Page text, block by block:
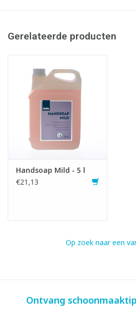
Reinig de dispenser op regelmatige
om de 2 weken of vaker bij minder
Gerelateerde producten
Handsoap Mild - 5 l
€21,13
Op zoek naar een
Ontvang